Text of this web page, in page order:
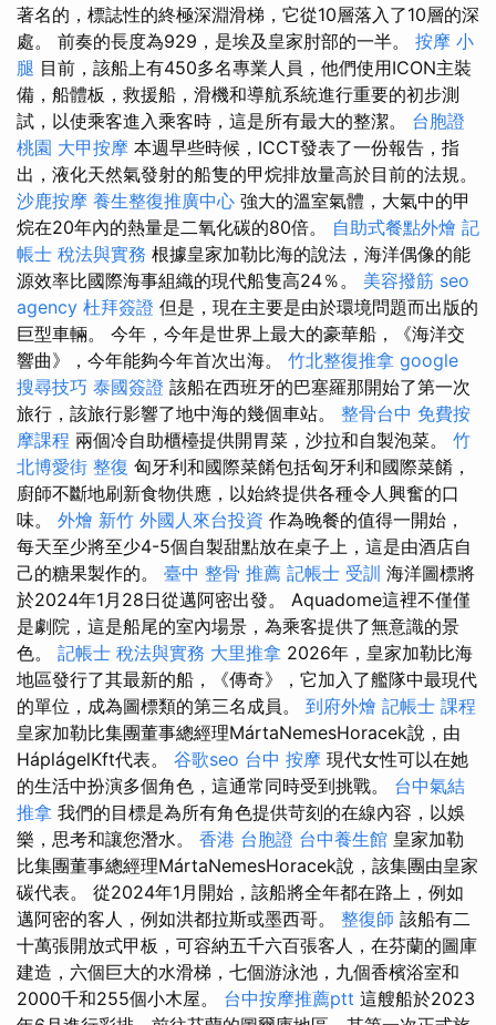
著名的，標誌性的終極深淵滑梯，它從10層落入了10層的深
處。 前奏的長度為929，是埃及皇家肘部的一半。 按摩 小
腿 目前，該船上有450多名專業人員，他們使用ICON主裝
備，船體板，救援船，滑機和導航系統進行重要的初步測
試，以使乘客進入乘客時，這是所有最大的整潔。 台胞證
桃園 大甲按摩 本週早些時候，ICCT發表了一份報告，指
出，液化天然氣發射的船隻的甲烷排放量高於目前的法規。
沙鹿按摩 養生整復推廣中心 強大的溫室氣體，大氣中的甲
烷在20年內的熱量是二氧化碳的80倍。 自助式餐點外燴 記
帳士 稅法與實務 根據皇家加勒比海的說法，海洋偶像的能
源效率比國際海事組織的現代船隻高24％。 美容撥筋 seo
agency 杜拜簽證 但是，現在主要是由於環境問題而出版的
巨型車輛。 今年，今年是世界上最大的豪華船，《海洋交
響曲》，今年能夠今年首次出海。 竹北整復推拿 google
搜尋技巧 泰國簽證 該船在西班牙的巴塞羅那開始了第一次
旅行，該旅行影響了地中海的幾個車站。 整骨台中 免費按
摩課程 兩個冷自助櫃檯提供開胃菜，沙拉和自製泡菜。 竹
北博愛街 整復 匈牙利和國際菜餚包括匈牙利和國際菜餚，
廚師不斷地刷新食物供應，以始終提供各種令人興奮的口
味。 外燴 新竹 外國人來台投資 作為晚餐的值得一開始，
每天至少將至少4-5個自製甜點放在桌子上，這是由酒店自
己的糖果製作的。 臺中 整骨 推薦 記帳士 受訓 海洋圖標將
於2024年1月28日從邁阿密出發。 Aquadome這裡不僅僅
是劇院，這是船尾的室內場景，為乘客提供了無意識的景
色。 記帳士 稅法與實務 大里推拿 2026年，皇家加勒比海
地區發行了其最新的船，《傳奇》，它加入了艦隊中最現代
的單位，成為圖標類的第三名成員。 到府外燴 記帳士 課程
皇家加勒比集團董事總經理MártaNemesHoracek說，由
HáplágelKft代表。 谷歌seo 台中 按摩 現代女性可以在她
的生活中扮演多個角色，這通常同時受到挑戰。 台中氣結
推拿 我們的目標是為所有角色提供苛刻的在線內容，以娛
樂，思考和讓您潛水。 香港 台胞證 台中養生館 皇家加勒
比集團董事總經理MártaNemesHoracek說，該集團由皇家
碳代表。 從2024年1月開始，該船將全年都在路上，例如
邁阿密的客人，例如洪都拉斯或墨西哥。 整復師 該船有二
十萬張開放式甲板，可容納五千六百張客人，在芬蘭的圖庫
建造，六個巨大的水滑梯，七個游泳池，九個香檳浴室和
2000千和255個小木屋。 台中按摩推薦ptt 這艘船於2023